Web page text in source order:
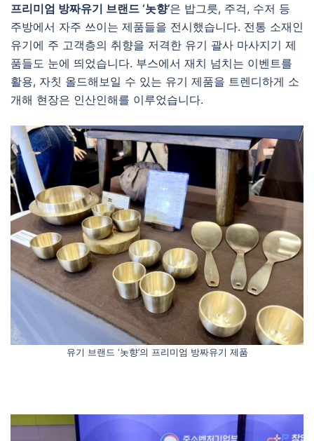
프리미엄 방짜유기 브랜드 ‘놋향’은 밥그릇, 주걱, 수저 등
주방에서 자주 쓰이는 제품들을 전시했습니다. 전통 소재인
유기에 주 고객층의 취향을 저격한 유기 괄사 마사지기 제
품들도 눈에 띄었습니다. 부스에서 재치 넘치는 이벤트를
활용, 자칫 올드해보일 수 있는 유기 제품을 트렌디하게 소
개해 현장은 인산인해를 이루었습니다.
유기 브랜드 ‘놋향’의 프리미엄 방짜유기 제품